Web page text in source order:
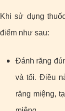
Khi sử dụng
điểm như sau:
Đánh răng
và tối. Điều
răng miệng,